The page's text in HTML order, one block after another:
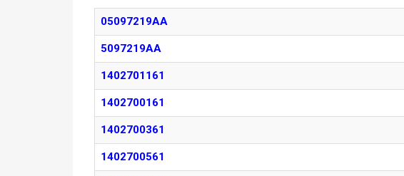
05097219AA
5097219AA
1402701161
1402700161
1402700361
1402700561